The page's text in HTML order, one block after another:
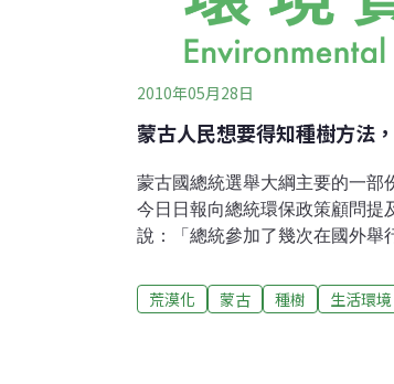
2010年05月28日
蒙古人民想要得知種樹方法
蒙古國總統選舉大綱主要的一部
今日日報向總統環保政策顧問提
說：「總統參加了幾次在國外舉
國家預算撥 3-4千萬的資金，用
個省，所以能夠達到的成效不是
荒漠化 蒙古 種樹 生活環境